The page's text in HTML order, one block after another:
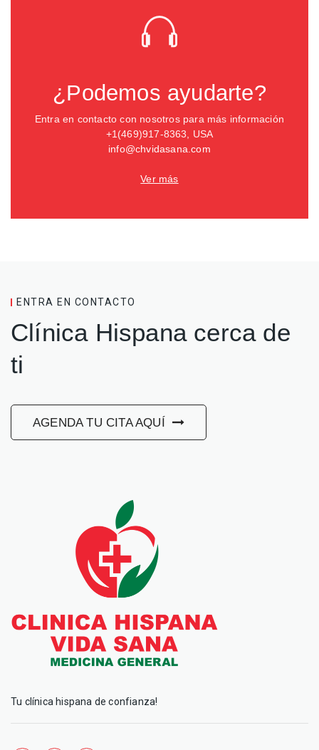
¿Podemos ayudarte?
Entra en contacto con nosotros para más información
+1(469)917-8363, USA
info@chvidasana.com
Ver más
ENTRA EN CONTACTO
Clínica Hispana cerca de
ti
AGENDA TU CITA AQUÍ
Tu clínica hispana de confianza!